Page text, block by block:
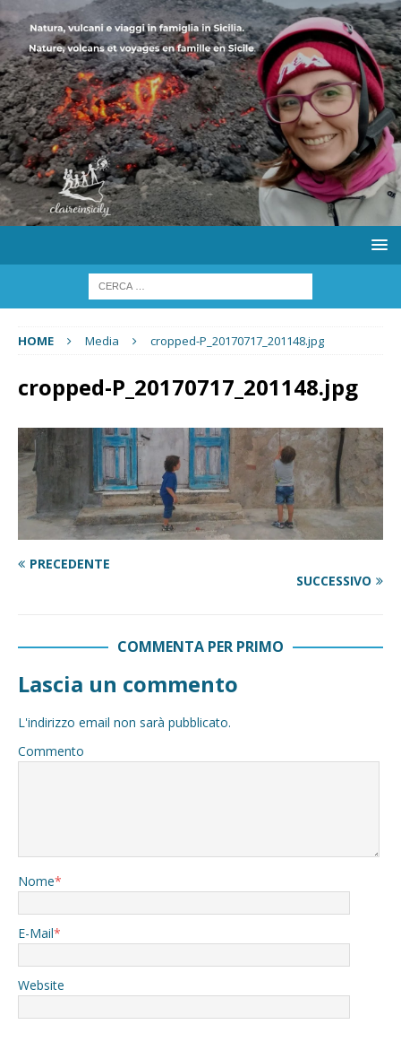
HOME Media cropped-P_20170717_201148.jpg
cropped-P_20170717_201148.jpg
PRECEDENTE
SUCCESSIVO
COMMENTA PER PRIMO
Lascia un commento
L'indirizzo email non sarà pubblicato.
Commento
Nome*
E-Mail*
Website